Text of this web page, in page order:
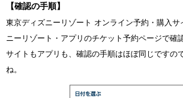
【確認の手順】
東京ディズニーリゾート オンライン予約・購入
ニーリゾート・アプリのチケット予約ページで確
サイトもアプリも、確認の手順はほぼ同じですの
ね。